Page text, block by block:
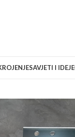
SAVJETI I IDEJE